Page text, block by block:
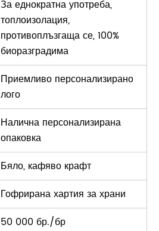
За еднократна употреба,
топлоизолация,
противоплъзгаща се, 100%
биоразградима
Приемливо персонализирано
лого
Налична персонализирана
опаковка
Бяло, кафяво крафт
Гофрирана хартия за храни
50 000 бр./бр